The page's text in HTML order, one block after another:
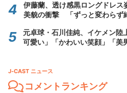
伊藤蘭、透け感黒ロングドレ
美貌の衝撃 「ずっと変わらず
元卓球・石川佳純、イケメン
可愛い」「かわいい笑顔」「美
J-CAST ニュース
コメントランキング